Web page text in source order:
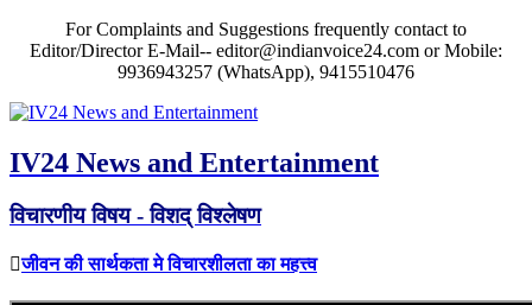
For Complaints and Suggestions frequently contact to
Editor/Director E-Mail-- editor@indianvoice24.com or Mobile:
9936943257 (WhatsApp), 9415510476
IV24 News and Entertainment
विचारणीय विषय - विशद् विश्लेषण
जीवन की सार्थकता मे विचारशीलता का महत्त्व